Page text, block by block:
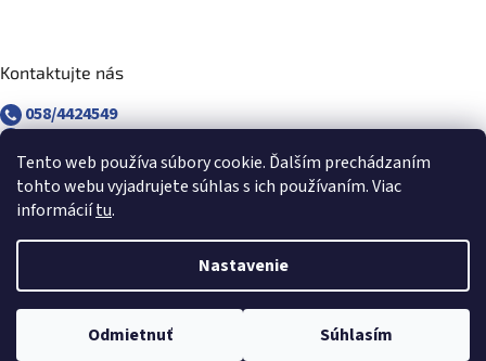
Tento web používa súbory cookie. Ďalším prechádzaním
tohto webu vyjadrujete súhlas s ich používaním. Viac
informáciítu.
Nastavenie
Odmietnuť Súhlasím
Kontaktujte nás
058/4424549
revuca@majsterpapier.sk
Vytvoril Shoptet
Copyright 2026Majsterpapier.sk . Všetky práva vyhradené.